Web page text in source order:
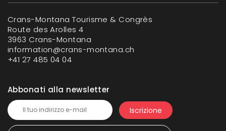
Crans-Montana Tourisme & Congrès
Route des Arolles 4
3963 Crans-Montana
information@crans-montana.ch
+41 27 485 04 04
Abbonati alla newsletter